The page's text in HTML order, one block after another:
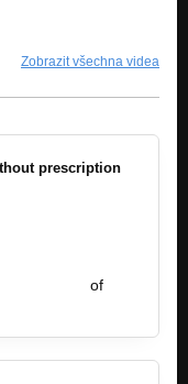
Zobrazit všechna videa
prescription
of